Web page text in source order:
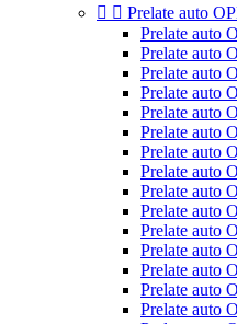
  Prelate auto
Prelate auto
Prelate auto
Prelate auto
Prelate auto
Prelate auto
Prelate auto
Prelate auto
Prelate auto
Prelate auto
Prelate auto
Prelate auto
Prelate auto
Prelate auto
Prelate auto
Prelate auto